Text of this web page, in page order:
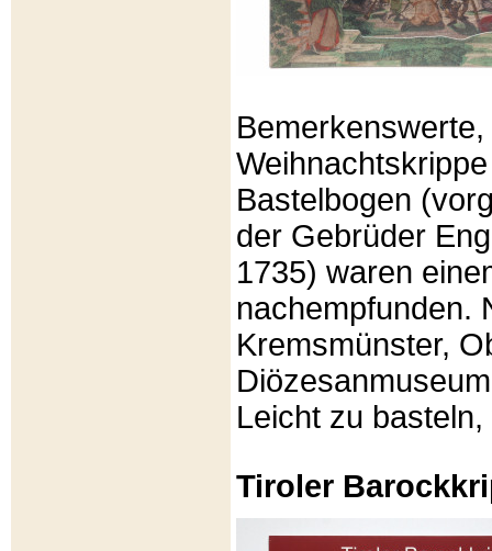
Bastelbogen
der Gebrüder
1735) waren
nachempfunden.
Kremsmünster,
Leicht zu
Tiroler